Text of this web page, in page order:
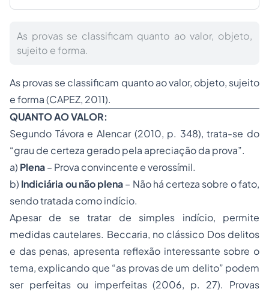
As provas se classificam quanto ao valor, objeto,
sujeito e forma.
As provas se classificam quanto ao valor, objeto, sujeito
e forma (CAPEZ, 2011).
QUANTO AO VALOR:
Segundo Távora e Alencar (2010, p. 348), trata-se do
“grau de certeza gerado pela apreciação da prova”.
a) Plena– Prova convincente e verossímil.
b) Indiciária ou não plena– Não há certeza sobre o fato,
sendo tratada como indício.
Apesar de se tratar de simples indício, permite
medidas cautelares. Beccaria, no clássico Dos delitos
e das penas, apresenta reflexão interessante sobre o
tema, explicando que “as provas de um delito” podem
ser perfeitas ou imperfeitas (2006, p. 27). Provas